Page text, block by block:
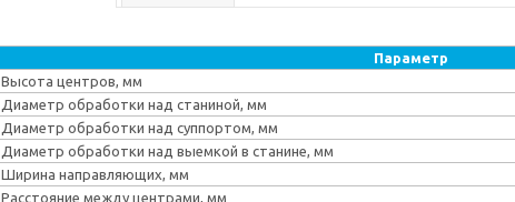
Параметр
Высота центров, мм
Диаметр обработки над станиной, мм
Диаметр обработки над суппортом, мм
Диаметр обработки над выемкой в станине, мм
Ширина направляющих, мм
Расстояние между центрами, мм